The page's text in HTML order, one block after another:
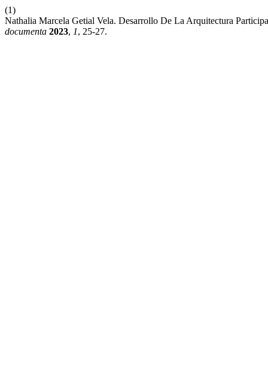
(1)
Nathalia Marcela Getial Vela. Desarrollo De La Arquitectura
documenta 2023, 1, 25-27.